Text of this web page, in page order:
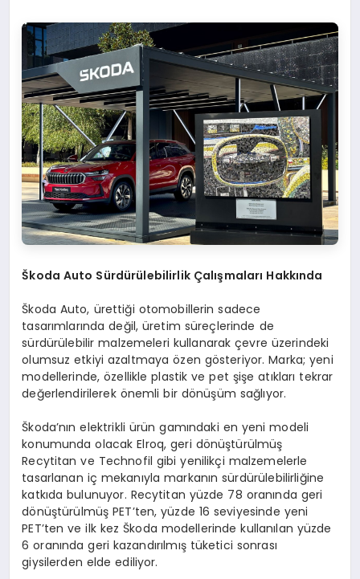
Škoda Auto Sürdürülebilirlik Çalışmaları Hakkında
Škoda Auto, ürettiği otomobillerin sadece
tasarımlarında değil, üretim süreçlerinde de
sürdürülebilir malzemeleri kullanarak çevre üzerindeki
olumsuz etkiyi azaltmaya özen gösteriyor. Marka; yeni
modellerinde, özellikle plastik ve pet şişe atıkları tekrar
değerlendirilerek önemli bir dönüşüm sağlıyor.
Škoda’nın elektrikli ürün gamındaki en yeni modeli
konumunda olacak Elroq, geri dönüştürülmüş
Recytitan ve Technofil gibi yenilikçi malzemelerle
tasarlanan iç mekanıyla markanın sürdürülebilirliğine
katkıda bulunuyor. Recytitan yüzde 78 oranında geri
dönüştürülmüş PET’ten, yüzde 16 seviyesinde yeni
PET’ten ve ilk kez Škoda modellerinde kullanılan yüzde
6 oranında geri kazandırılmış tüketici sonrası
giysilerden elde ediliyor.